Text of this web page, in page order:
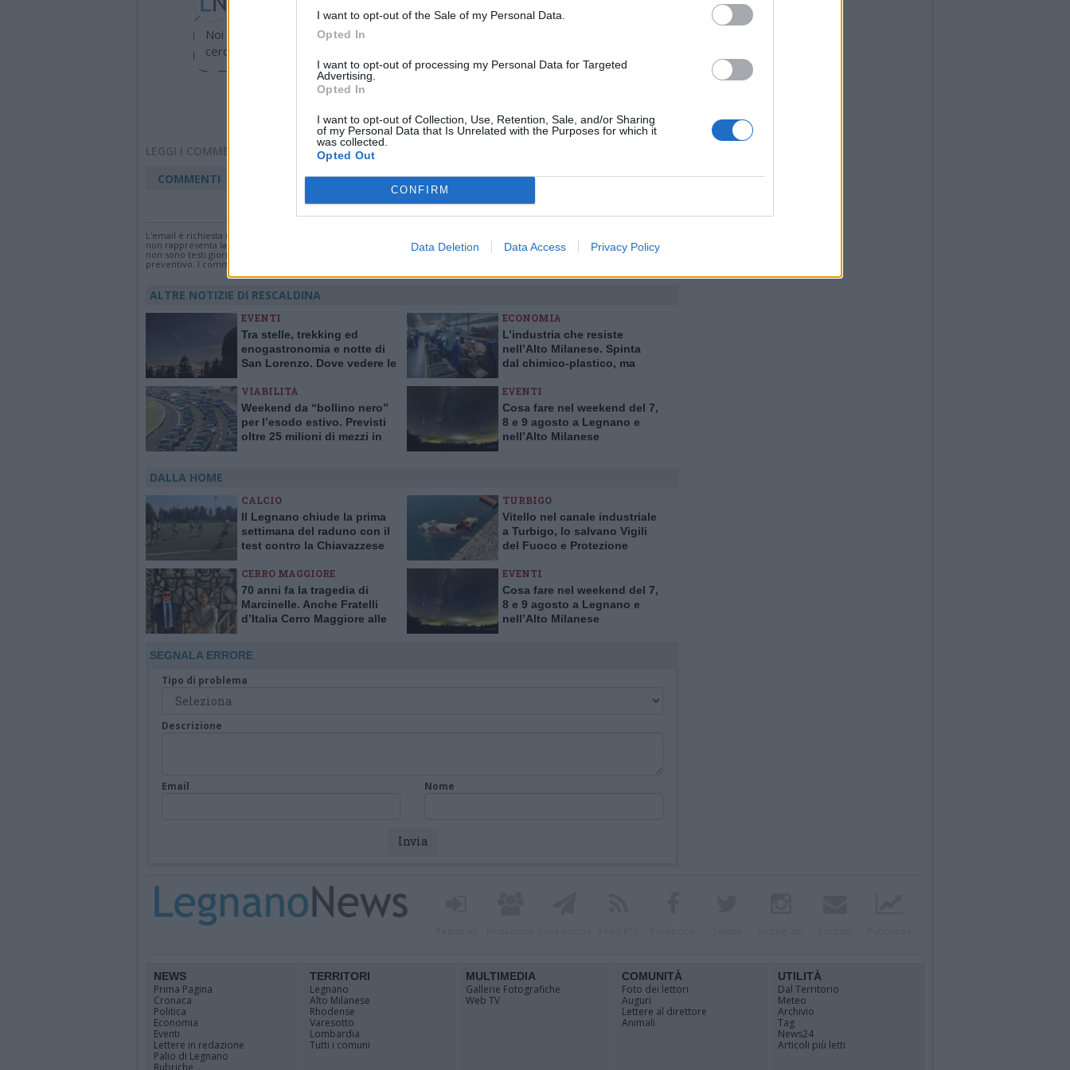
I want to opt-out of the Sale of my Personal Data.
Opted In
I want to opt-out of processing my Personal Data for Targeted
Advertising.
Opted In
I want to opt-out of Collection, Use, Retention, Sale, and/or Sharing
of my Personal Data that Is Unrelated with the Purposes for which it
was collected.
Opted Out
CONFIRM
Data Deletion Data Access Privacy Policy
Noi di LegnanoNews abbiamo a cuore l'informazione del nostro territorio e
cerchiamo di essere sempre in prima linea per informarvi in modo puntuale.
Pubblicato il 25 Novembre 2016
LEGGI I COMMENTI
COMMENTI
Accedioregistratiper commentare questo articolo.
L'email è richiesta ma non verrà mostrata ai visitatori. Il contenuto di questo commento esprime il pensiero dell'autore e
non rappresenta la linea editoriale di VareseNews.it, che rimane autonoma e indipendente. I messaggi inclusi nei commenti
non sono testi giornalistici, ma post inviati dai singoli lettori che possono essere automaticamente pubblicati senza filtro
preventivo. I commenti che includano uno o più link a siti esterni verranno rimossi in automatico dal sistema.
ALTRE NOTIZIE DI RESCALDINA
EVENTI
Tra stelle, trekking ed
enogastronomia e notte di
San Lorenzo. Dove vedere le
ECONOMIA
L’industria che resiste
nell’Alto Milanese. Spinta
dal chimico-plastico, ma
VIABILITÀ
Weekend da “bollino nero”
per l’esodo estivo. Previsti
oltre 25 milioni di mezzi in
EVENTI
Cosa fare nel weekend del 7,
8 e 9 agosto a Legnano e
nell’Alto Milanese
DALLA HOME
CALCIO
Il Legnano chiude la prima
settimana del raduno con il
test contro la Chiavazzese
TURBIGO
Vitello nel canale industriale
a Turbigo, lo salvano Vigili
del Fuoco e Protezione
CERRO MAGGIORE
70 anni fa la tragedia di
Marcinelle. Anche Fratelli
d’Italia Cerro Maggiore alle
EVENTI
Cosa fare nel weekend del 7,
8 e 9 agosto a Legnano e
nell’Alto Milanese
SEGNALA ERRORE
Tipo di problema
Descrizione
Email Nome
NEWS
Prima Pagina
Cronaca
Politica
Economia
Eventi
Lettere in redazione
Palio di Legnano
Rubriche
TERRITORI
Legnano
Alto Milanese
Rhodense
Varesotto
Lombardia
Tutti i comuni
MULTIMEDIA
Gallerie Fotografiche
Web TV
COMUNITÀ
Foto dei lettori
Auguri
Lettere al direttore
Animali
UTILITÀ
Dal Territorio
Meteo
Archivio
Tag
News24
Articoli più letti